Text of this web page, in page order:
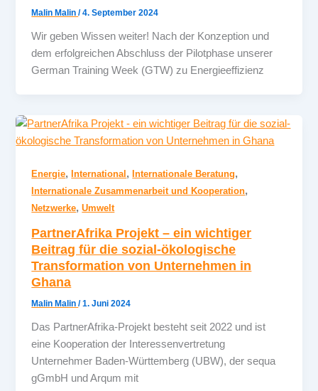
Malin Malin/4. September 2024
Wir geben Wissen weiter! Nach der Konzeption und
dem erfolgreichen Abschluss der Pilotphase unserer
German Training Week (GTW) zu Energieeffizienz
Energie, International , Internationale Beratung,
Internationale Zusammenarbeit und Kooperation,
Netzwerke,Umwelt
PartnerAfrika Projekt – ein wichtiger
Beitrag für die sozial-ökologische
Transformation von Unternehmen in
Ghana
Malin Malin/1. Juni 2024
Das PartnerAfrika-Projekt besteht seit 2022 und ist
eine Kooperation der Interessenvertretung
Unternehmer Baden-Württemberg (UBW), der sequa
gGmbH und Arqum mit